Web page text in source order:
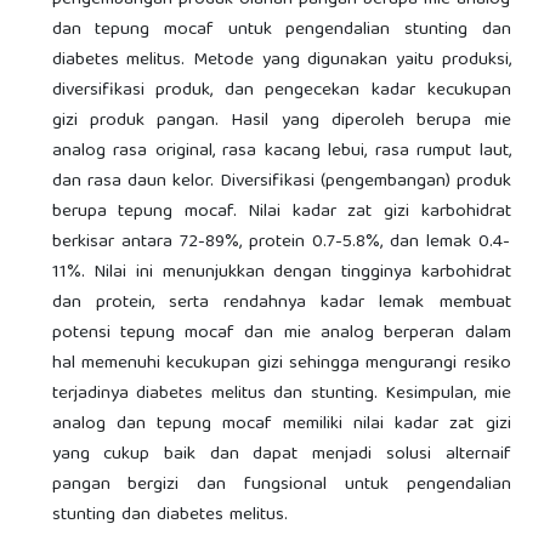
dan tepung mocaf untuk pengendalian stunting dan
diabetes melitus. Metode yang digunakan yaitu produksi,
diversifikasi produk, dan pengecekan kadar kecukupan
gizi produk pangan. Hasil yang diperoleh berupa mie
analog rasa original, rasa kacang lebui, rasa rumput laut,
dan rasa daun kelor. Diversifikasi (pengembangan) produk
berupa tepung mocaf. Nilai kadar zat gizi karbohidrat
berkisar antara 72-89%, protein 0.7-5.8%, dan lemak 0.4-
11%. Nilai ini menunjukkan dengan tingginya karbohidrat
dan protein, serta rendahnya kadar lemak membuat
potensi tepung mocaf dan mie analog berperan dalam
hal memenuhi kecukupan gizi sehingga mengurangi resiko
terjadinya diabetes melitus dan stunting. Kesimpulan, mie
analog dan tepung mocaf memiliki nilai kadar zat gizi
yang cukup baik dan dapat menjadi solusi alternaif
pangan bergizi dan fungsional untuk pengendalian
stunting dan diabetes melitus.